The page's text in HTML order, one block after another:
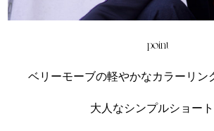
point
ベリーモーブの軽やかなカラーリン
大人なシンプルショート